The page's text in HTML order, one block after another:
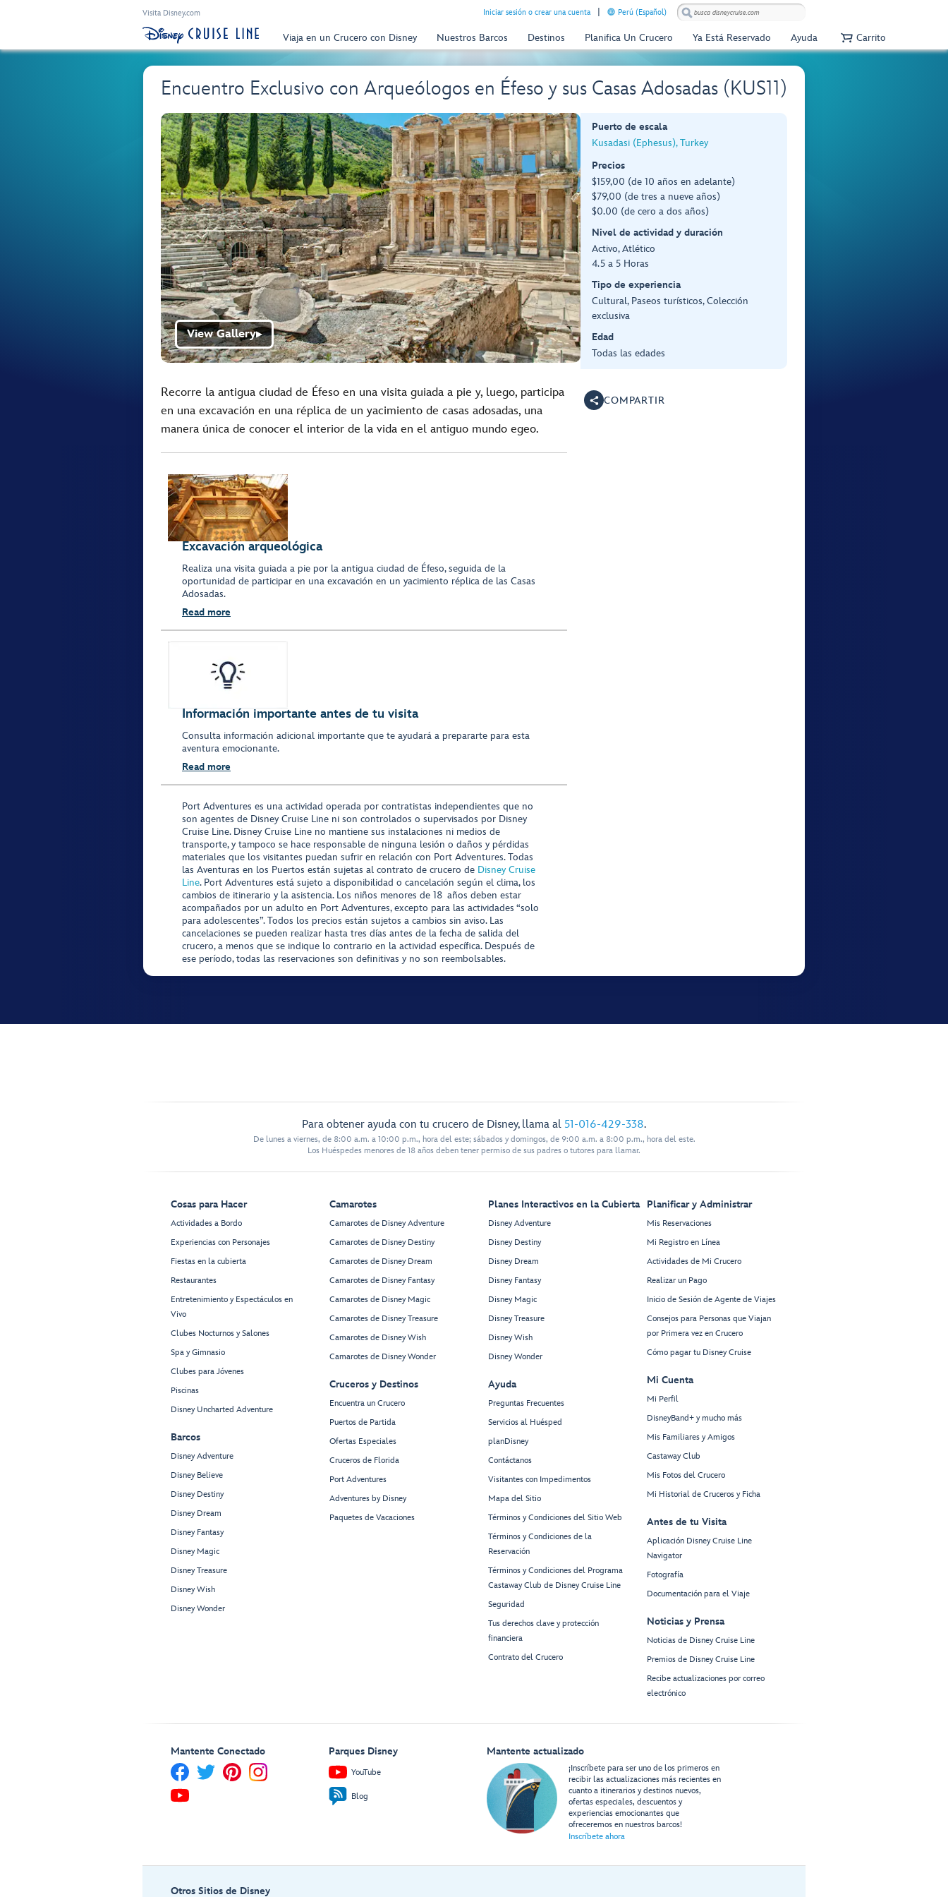
Visita Disney.com Iniciar sesión o crear una cuenta Perú (Español)
Viaja en un Crucero con Disney Nuestros Barcos Destinos Planifica Un Crucero Ya Está Reservado Ayuda Carrito
Encuentro Exclusivo con Arqueólogos en Éfeso y sus Casas Adosadas (KUS11)
View Gallery▶
Puerto de escala
Kusadasi (Ephesus), Turkey
Precios
$159,00 (de 10 años en adelante)
$79,00 (de tres a nueve años)
$0.00 (de cero a dos años)
Nivel de actividad y duración
Activo, Atlético
4.5 a 5 Horas
Tipo de experiencia
Cultural, Paseos turísticos, Colección
exclusiva
Edad
Todas las edades
Recorre la antigua ciudad de Éfeso en una visita guiada a pie y, luego, participa
en una excavación en una réplica de un yacimiento de casas adosadas, una
manera única de conocer el interior de la vida en el antiguo mundo egeo.
Excavación arqueológica
Realiza una visita guiada a pie por la antigua ciudad de Éfeso, seguida de la
oportunidad de participar en una excavación en un yacimiento réplica de las Casas
Adosadas.
Read more
Información importante antes de tu visita
Consulta información adicional importante que te ayudará a prepararte para esta
aventura emocionante.
Read more
Port Adventures es una actividad operada por contratistas independientes que no
son agentes de Disney Cruise Line ni son controlados o supervisados por Disney
Cruise Line. Disney Cruise Line no mantiene sus instalaciones ni medios de
transporte, y tampoco se hace responsable de ninguna lesión o daños y pérdidas
materiales que los visitantes puedan sufrir en relación con Port Adventures. Todas
las Aventuras en los Puertos están sujetas al contrato de crucero de Disney Cruise
Line. Port Adventures está sujeto a disponibilidad o cancelación según el clima, los
cambios de itinerario y la asistencia. Los niños menores de 18 años deben estar
acompañados por un adulto en Port Adventures, excepto para las actividades “solo
para adolescentes”. Todos los precios están sujetos a cambios sin aviso. Las
cancelaciones se pueden realizar hasta tres días antes de la fecha de salida del
crucero, a menos que se indique lo contrario en la actividad específica. Después de
ese período, todas las reservaciones son definitivas y no son reembolsables.
COMPARTIR
Para obtener ayuda con tu crucero de Disney, llama al 51-016-429-338.
De lunes a viernes, de 8:00 a.m. a 10:00 p.m., hora del este; sábados y domingos, de 9:00 a.m. a 8:00 p.m., hora del este.
Los Huéspedes menores de 18 años deben tener permiso de sus padres o tutores para llamar.
Cosas para Hacer
Actividades a Bordo
Experiencias con Personajes
Fiestas en la cubierta
Restaurantes
Entretenimiento y Espectáculos en
Vivo
Clubes Nocturnos y Salones
Spa y Gimnasio
Clubes para Jóvenes
Piscinas
Disney Uncharted Adventure
Barcos
Disney Adventure
Disney Believe
Disney Destiny
Disney Dream
Disney Fantasy
Disney Magic
Disney Treasure
Disney Wish
Disney Wonder
Camarotes
Camarotes de Disney Adventure
Camarotes de Disney Destiny
Camarotes de Disney Dream
Camarotes de Disney Fantasy
Camarotes de Disney Magic
Camarotes de Disney Treasure
Camarotes de Disney Wish
Camarotes de Disney Wonder
Cruceros y Destinos
Encuentra un Crucero
Puertos de Partida
Ofertas Especiales
Cruceros de Florida
Port Adventures
Adventures by Disney
Paquetes de Vacaciones
Planes Interactivos en la Cubierta
Disney Adventure
Disney Destiny
Disney Dream
Disney Fantasy
Disney Magic
Disney Treasure
Disney Wish
Disney Wonder
Ayuda
Preguntas Frecuentes
Servicios al Huésped
planDisney
Contáctanos
Visitantes con Impedimentos
Mapa del Sitio
Términos y Condiciones del Sitio Web
Términos y Condiciones de la
Reservación
Términos y Condiciones del Programa
Castaway Club de Disney Cruise Line
Seguridad
Tus derechos clave y protección
financiera
Contrato del Crucero
Planificar y Administrar
Mis Reservaciones
Mi Registro en Línea
Actividades de Mi Crucero
Realizar un Pago
Inicio de Sesión de Agente de Viajes
Consejos para Personas que Viajan
por Primera vez en Crucero
Cómo pagar tu Disney Cruise
Mi Cuenta
Mi Perfil
DisneyBand+ y mucho más
Mis Familiares y Amigos
Castaway Club
Mis Fotos del Crucero
Mi Historial de Cruceros y Ficha
Antes de tu Visita
Aplicación Disney Cruise Line
Navigator
Fotografía
Documentación para el Viaje
Noticias y Prensa
Noticias de Disney Cruise Line
Premios de Disney Cruise Line
Recibe actualizaciones por correo
electrónico
Mantente Conectado Parques Disney
YouTube
Blog
Mantente actualizado
¡Inscríbete para ser uno de los primeros en
recibir las actualizaciones más recientes en
cuanto a itinerarios y destinos nuevos,
ofertas especiales, descuentos y
experiencias emocionantes que
ofreceremos en nuestros barcos!
Inscríbete ahora
Otros Sitios de Disney